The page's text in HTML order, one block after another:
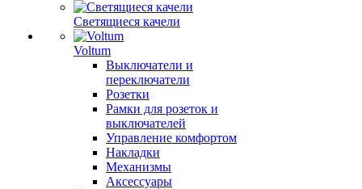
Светящиеся качели
Voltum
Выключатели и
переключатели
Розетки
Рамки для розеток и
выключателей
Управление комфортом
Накладки
Механизмы
Аксессуары